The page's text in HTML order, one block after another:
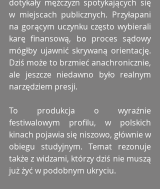
dotykały mężczyzn spotykających się
w miejscach publicznych. Przyłapani
na gorącym uczynku często wybierali
karę finansową, bo proces sądowy
mógłby ujawnić skrywaną orientację.
Dziś może to brzmieć anachronicznie,
ale jeszcze niedawno było realnym
narzędziem presji.
To produkcja o wyraźnie
festiwalowym profilu, w polskich
kinach pojawia się niszowo, głównie w
obiegu studyjnym. Temat rezonuje
także z widzami, którzy dziś nie muszą
już żyć w podobnym ukryciu.